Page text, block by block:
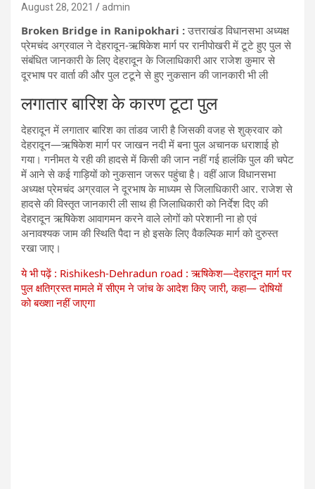
August 28, 2021 admin
Broken Bridge in Ranipokhari :उत्तराखंड विधानसभा अध्यक्ष
प्रेमचंद अग्रवाल ने देहरादून-ऋषिकेश मार्ग पर रानीपोखरी में टूटे हुए पुल से
संबंधित जानकारी के लिए देहरादून के जिलाधिकारी आर राजेश कुमार से
दूरभाष पर वार्ता की और पुल टटूने से हुए नुकसान की जानकारी भी ली
लगातार बारिश के कारण टूटा पुल
देहरादून में लगातार बारिश का तांडव जारी है जिसकी वजह से शुक्रवार को
देहरादून—ऋषिकेश मार्ग पर जाखन नदी में बना पुल अचानक धराशाई हो
गया। गनीमत ये रही की हादसे में किसी की जान नहीं गई हालंकि पुल की चपेट
में आने से कई गाड़ियों को नुकसान जरूर पहुंचा है। वहीं आज विधानसभा
अध्यक्ष प्रेमचंद अग्रवाल ने दूरभाष के माध्यम से जिलाधिकारी आर. राजेश से
हादसे की विस्तृत जानकारी ली साथ ही ​जिलाधिकारी को निर्देश दिए की
देहरादून ऋषिकेश आवागमन करने वाले लोगों को परेशानी ना हो एवं
अनावश्यक जाम की स्थिति पैदा न हो इसके लिए वैकल्पिक मार्ग को दुरुस्त
रखा जाए।
ये भी पढ़ें : Rishikesh-Dehradun road : ऋषिकेश—देहरादून मार्ग पर
पुल क्षतिग्रस्त मामले में सीएम ने जांच के आदेश किए जारी, कहा— दोषियों
को बख्शा नहीं जाएगा